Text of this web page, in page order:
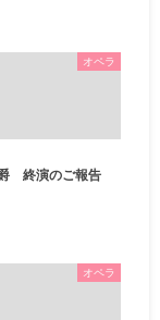
オペラ
終演のご報告
オペラ